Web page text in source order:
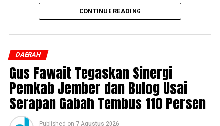
Prabowo Subianto menyentuh langsung dan berdampak
nyata terhadap masyarakat Indonesia. Oleh karena itu,
‎Ia juga menegaskan bahwa PRI merupakan partai yang
dibentuk untuk memperjuangkan kepentingan dan
kesejahteraan masyarakat Indonesia.
‎Peringatan HUT ke-1 PRI kali ini dipusatkan di Bandar
Lampung dan disiarkan secara langsung lewat video
CONTINUE READING
DAERAH
Gus Fawait Tegaskan Sinergi
Pemkab Jember dan Bulog Usai
Serapan Gabah Tembus 110 Persen
Published on 7 Agustus 2026